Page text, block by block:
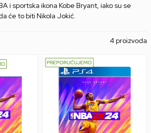
i sportska ikona Kobe Bryant, iako su se
će to biti Nikola Jokić.
4 proizvoda